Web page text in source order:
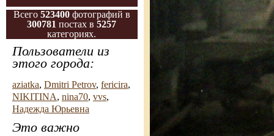
Всего 523400 фотографий в
300781 постах в5257
категориях.
Пользователи из
этого города:
aziatka, Dmitri Petrov, fericira,
NIKITINA, nina70, vvs,
Надежда Юрьевна
Это важно